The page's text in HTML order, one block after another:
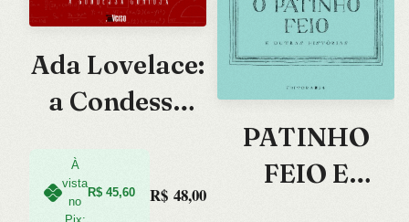
Ada Lovelace:
a Condessa
À
vista
no
R$ 45,60 R$ 48,00
PATINHO
FEIO E